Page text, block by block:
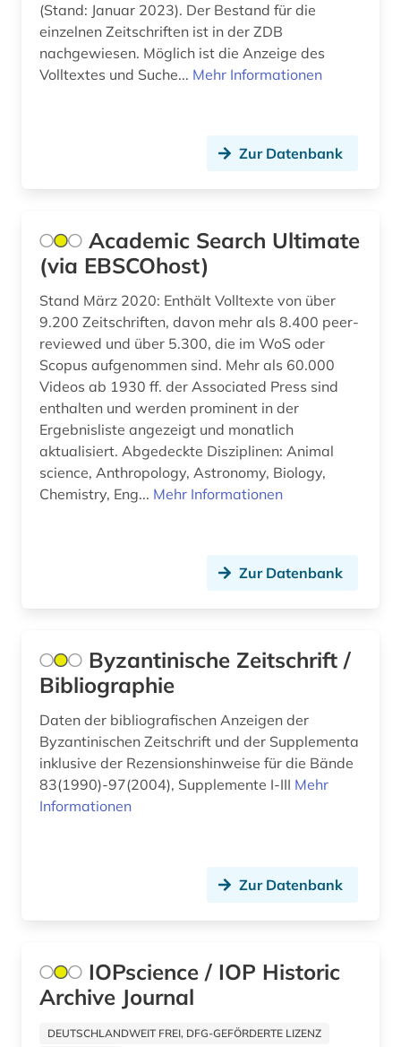
open access (3)
optik (1)
parlamentsdrucksache (1)
pazifischer raum (1)
periodika (1)
persisch (1)
personal computer (1)
pharmazie (11)
philosophie (2)
planetologie (1)
politik (9)
portugal (1)
presse (4)
pressearchiv (2)
publikation (1)
(Stand: Januar 2023). Der Bestand für die
einzelnen Zeitschriften ist in der ZDB
nachgewiesen. Möglich ist die Anzeige des
Volltextes und Suche... Mehr Informationen
Zur Datenbank
Academic Search Ultimate
(via EBSCOhost)
Stand März 2020: Enthält Volltexte von über
9.200 Zeitschriften, davon mehr als 8.400 peer-
reviewed und über 5.300, die im WoS oder
Scopus aufgenommen sind. Mehr als 60.000
Videos ab 1930 ff. der Associated Press sind
enthalten und werden prominent in der
Ergebnisliste angezeigt und monatlich
aktualisiert. Abgedeckte Disziplinen: Animal
science, Anthropology, Astronomy, Biology,
Chemistry, Eng... Mehr Informationen
Zur Datenbank
Byzantinische Zeitschrift /
Bibliographie
Daten der bibliografischen Anzeigen der
Byzantinischen Zeitschrift und der Supplementa
inklusive der Rezensionshinweise für die Bände
83(1990)-97(2004), Supplemente I-III Mehr
Informationen
Zur Datenbank
IOPscience / IOP Historic
Archive Journal
DEUTSCHLANDWEIT FREI, DFG-GEFÖRDERTE LIZENZ